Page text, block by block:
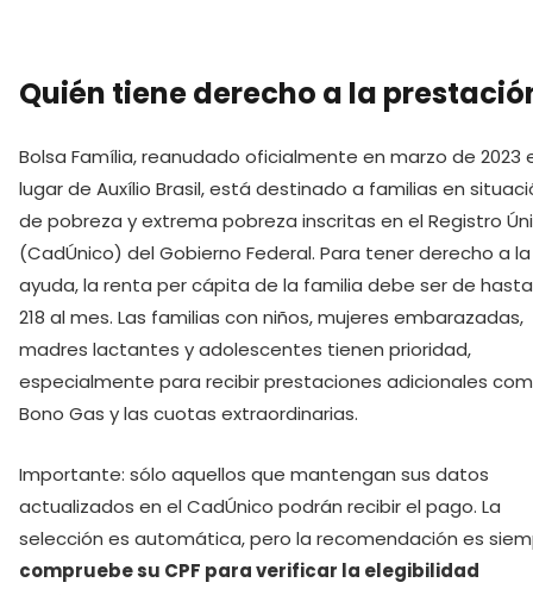
Quién tiene derecho a la
Bolsa Família, reanudado oficialmente en marzo de 2023
lugar de Auxílio Brasil, está destinado a familias en
de pobreza y extrema pobreza inscritas en el Registro
(CadÚnico) del Gobierno Federal. Para tener derecho a la
ayuda, la renta per cápita de la familia debe ser de
218 al mes. Las familias con niños, mujeres embarazadas,
madres lactantes y adolescentes tienen prioridad,
especialmente para recibir prestaciones adicionales
Bono Gas y las cuotas extraordinarias.
Importante: sólo aquellos que mantengan sus datos
actualizados en el CadÚnico podrán recibir el pago. La
selección es automática, pero la recomendación es
compruebe su CPF para verificar la elegibilidad